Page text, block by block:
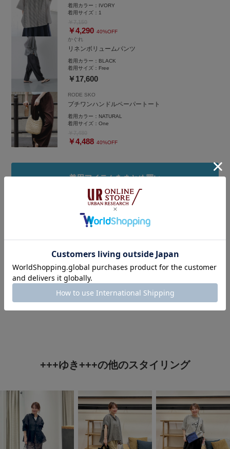
着用カラー： IVORY
着用サイズ： 1
￥4,290 40%OFF
かぐれ
リネンボリュームパンツ
着用カラー： BLACK
着用サイズ： Free
￥17,600
RODE SKO
プチワンハンドルペーパートート
着用カラー： NATURAL
着用サイズ：One
￥4,488 40%OFF
着用アイテムをまとめ買い
#40代ファッション #st2607 #150cm台コーデ
#涼やかリネンアイテム
+++ゆき+++の他のスタイリング